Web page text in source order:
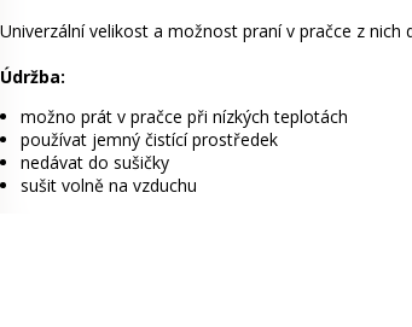
Univerzální velikost a možnost praní v pračce z
Údržba:
možno prát v pračce při nízkých teplotách
používat jemný čistící prostředek
nedávat do sušičky
sušit volně na vzduchu